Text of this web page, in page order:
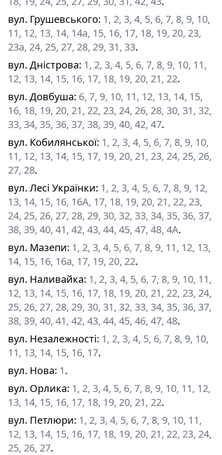
вул. Грушевського: 1, 2, 3, 4, 5, 6, 7, 8, 9, 10,
11, 12, 13, 14, 14а, 15, 16, 17, 18, 19, 20, 23,
23а, 24, 25, 27, 28, 29, 31, 33.
вул. Дністрова: 1, 2, 3, 4, 5, 6, 7, 8, 9, 10, 11,
12, 13, 14, 15, 16, 17, 18, 19, 20, 21, 22.
вул. Довбуша: 6, 7, 9, 10, 11, 12, 13, 14, 15,
16, 18, 19, 20, 21, 22, 23, 24, 26, 28, 30, 31, 32,
33, 34, 35, 36, 37, 38, 39, 40, 42, 47.
вул. Кобилянської: 1, 2, 3, 4, 5, 6, 7, 8, 9, 10,
11, 12, 13, 14, 15, 17, 19, 20, 21, 23, 24, 25, 26,
27, 28.
вул. Лесі Українки: 1, 2, 3, 4, 5, 6, 7, 8, 9, 12,
13, 14, 15, 16, 16А, 17, 18, 19, 20, 21, 22, 23,
24, 25, 26, 27, 28, 29, 30, 32, 33, 34, 35, 36, 37,
38, 39, 40, 41, 42, 43, 44, 45, 47, 48, 4А.
вул. Мазепи: 1, 2, 3, 4, 5, 6, 7, 8, 9, 11, 12, 13,
14, 15, 16, 16а, 17, 19, 20, 22.
вул. Наливайка: 1, 2, 3, 4, 5, 6, 7, 8, 9, 10, 11,
12, 13, 14, 15, 16, 17, 18, 19, 20, 21, 22, 23, 24,
25, 26, 27, 28, 29, 30, 31, 32, 33, 34, 35, 36, 37,
38, 39, 40, 41, 42, 43, 44, 45, 46, 47, 48.
вул. Незалежності: 1, 2, 3, 4, 5, 6, 7, 8, 9, 10,
11, 13, 14, 15, 16, 17.
вул. Нова: 1.
вул. Орлика: 1, 2, 3, 4, 5, 6, 7, 8, 9, 10, 11, 12,
13, 14, 15, 16, 17, 18, 19, 20, 21, 22.
вул. Петлюри: 1, 2, 3, 4, 5, 6, 7, 8, 9, 10, 11,
12, 13, 14, 15, 16, 17, 18, 19, 20, 21, 22, 23, 24,
25, 26, 27.